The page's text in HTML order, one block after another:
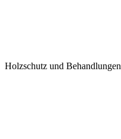
Holzschutz und Behandlungen